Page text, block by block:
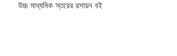
উচ্চ মাধ্যমিক স্তরের রসায়ন বই